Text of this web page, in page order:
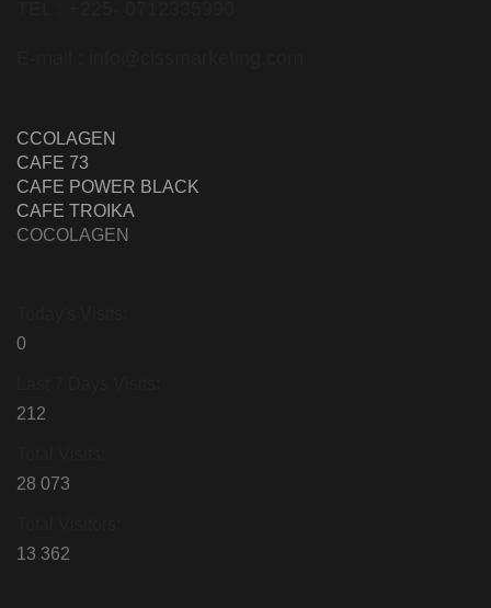
CCOLAGEN
off
CAFE 73
shake
off
CAFE POWER BLACK
CAFE TROIKA
COCOLAGEN
0
212
28 073
13 362